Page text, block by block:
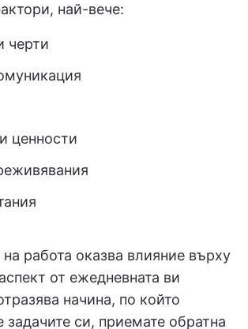
най-вече:
черти
ценности
работа оказва влияние върху
от ежедневната ви
начина, по който
задачите си, приемате обратна